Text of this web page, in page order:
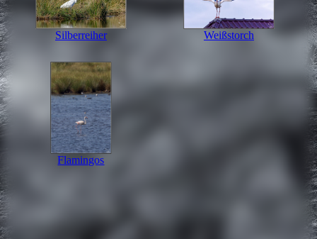
Silberreiher Weißstorch
Flamingos